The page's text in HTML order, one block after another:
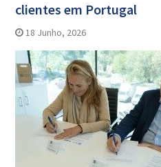
clientes em Portugal
18 Junho, 2026